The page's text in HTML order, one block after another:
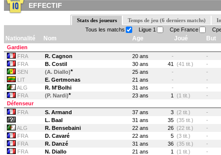
EFFECTIF
Stats des joueurs Temps de jeu (6 derniers matchs)
Tous les matchs
Ligue 1 Cpe France
Nationalité Nom Age Joué But
Gardien
FRA
R. Cagnon 20 ans -
-
FRA
B. Costil 30 ans 41 (41 tit.)
-
SEN
(A. Diallo)* 25 ans -
-
LIT
E. Gertmonas 21 ans -
-
ALG
R. M'Bolhi 31 ans -
-
FRA
(P. Nardi)* 23 ans 1 (1 tit.)
-
Défenseur
FRA
S. Armand 37 ans 3 (2 tit.)
-
L. Baal
31 ans 35 (35 tit.)
-
ALG
R. Bensebaini 22 ans 26 (22 tit.)
-
FRA
D. Cavaré 22 ans 5 (3 tit.)
-
FRA
R. Danzé 31 ans 36 (35 tit.)
-
FRA
N. Diallo 21 ans 1 (1 tit.)
-